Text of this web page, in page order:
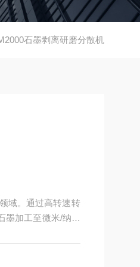
石墨剥离研磨分散机
域。通过高转速转
墨加工至微米/纳米